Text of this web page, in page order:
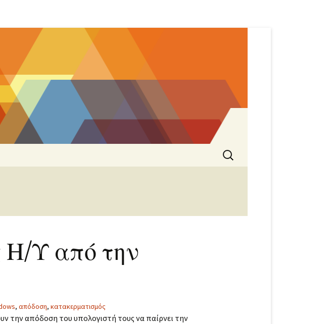
Search
for:
Η/Υ από την
,απόδοση,κατακερματισμός
την απόδοση του υπολογιστή τους να παίρνει την